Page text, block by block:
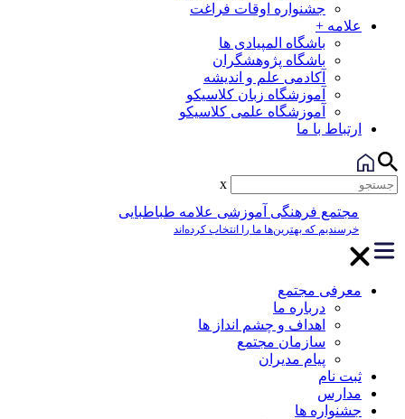
جشنواره اوقات فراغت
علامه +
باشگاه المپیادی ها
باشگاه پژوهشگران
آکادمی علم و اندیشه
آموزشگاه زبان کلاسیکو
آموزشگاه علمی کلاسیکو
ارتباط با ما
مجتمع فرهنگی آموزشی علامه طباطبایی
خرسندیم که بهترین‌ها ما را انتخاب کرده‌اند
معرفی مجتمع
درباره ما
اهداف و چشم انداز ها
سازمان مجتمع
پیام مدیران
ثبت نام
مدارس
جشنواره ها